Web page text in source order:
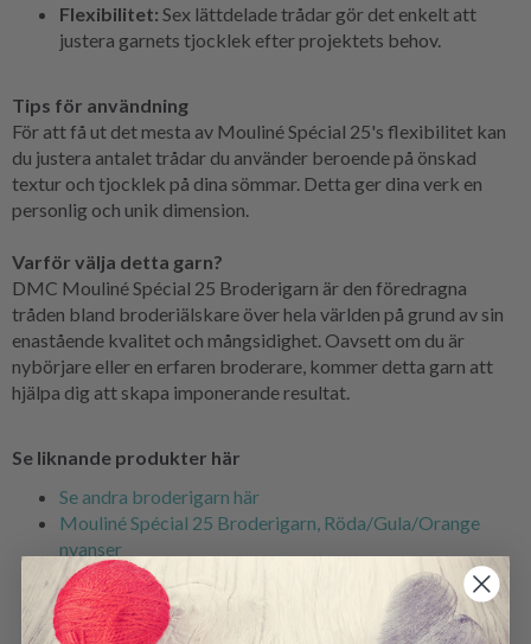
Flexibilitet: Sex lättdelade trådar gör det enkelt att
justera garnets tjocklek efter projektets behov.
Tips för användning
För att få ut det mesta av Mouliné Spécial 25's flexibilitet kan
du justera antalet trådar du använder beroende på önskad
textur och tjocklek på dina sömmar. Detta ger dina verk en
personlig och unik dimension.
Varför välja detta garn?
DMC Mouliné Spécial 25 Broderigarn är den föredragna
tråden bland broderiälskare över hela världen på grund av sin
enastående kvalitet och mångsidighet. Oavsett om du är
nybörjare eller en erfaren broderare, kommer detta garn att
hjälpa dig att skapa imponerande resultat.
Se liknande produkter här
Se andra broderigarn här
Mouliné Spécial 25 Broderigarn, Röda/Gula/Orange
nyanser
Mouliné Spécial 25 Broderigarn, Blå/Lila nyanser
Mouliné Spécial 25 Broderigarn, Gröna nyanser
Mouliné Spécial 25 Broderigarn, Färgskiftande